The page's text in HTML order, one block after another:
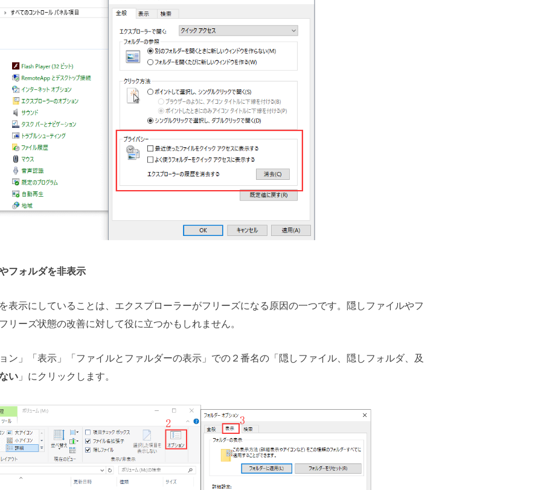
フォルダを非表示
表示にしていることは、エクスプローラーがフリーズになる原因の一つです。隠しファイルやフ
リーズ状態の改善に対して役に立つかもしれません。
ン」「表示」「ファイルとファルダーの表示」での２番名の「隠しファイル、隠しフォルダ、及
い 」にクリックします。